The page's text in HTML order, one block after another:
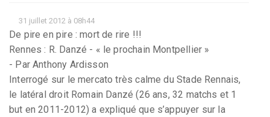
31 juillet 2012 à 08h44
De pire en pire : mort de rire !!!
Rennes : R. Danzé - « le prochain Montpellier »
- Par Anthony Ardisson
Interrogé sur le mercato très calme du Stade Rennais,
le latéral droit Romain Danzé (26 ans, 32 matchs et 1
but en 2011-2012) a expliqué que s’appuyer sur la